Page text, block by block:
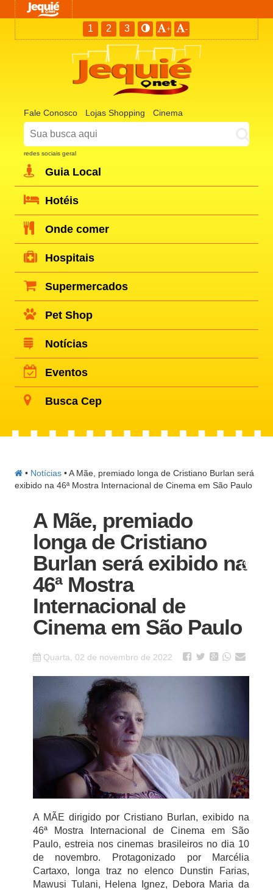
1 2 3 + -
Fale Conosco Lojas Shopping Cinema
redes sociais geral
Guia Local
Hotéis
Onde comer
Hospitais
Supermercados
Pet Shop
Notícias
Eventos
Busca Cep
• Notícias •A Mãe, premiado longa de Cristiano Burlan será
exibido na 46ª Mostra Internacional de Cinema em São Paulo
A Mãe, premiado
longa de Cristiano
Burlan será exibido na
46ª Mostra
Internacional de
Cinema em São Paulo
Quarta, 02 de novembro de 2022
A MÃE dirigido por Cristiano Burlan, exibido na
46ª Mostra Internacional de Cinema em São
Paulo, estreia nos cinemas brasileiros no dia 10
de novembro. Protagonizado por Marcélia
Cartaxo, longa traz no elenco Dunstin Farias,
Mawusi Tulani, Helena Ignez, Debora Maria da